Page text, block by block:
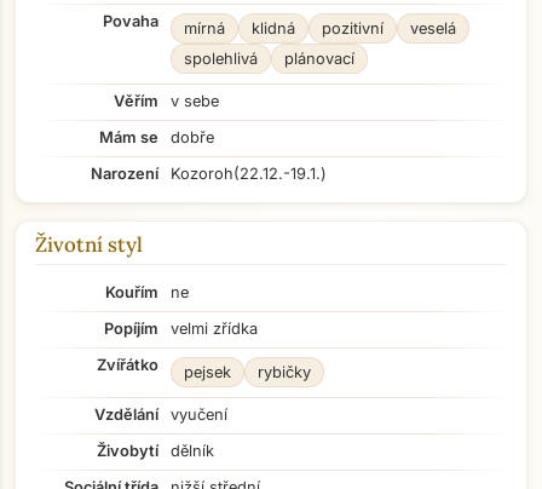
Povaha mírná klidná pozitivní
veselá
spolehlivá
plánovací
Věřím
v sebe
Mám se
dobře
Narození
Kozoroh(22.12.-19.1.)
Životní styl
Kouřím
ne
Popíjím
velmi zřídka
Zvířátko
pejsek rybičky
Vzdělání
vyučení
Živobytí
dělník